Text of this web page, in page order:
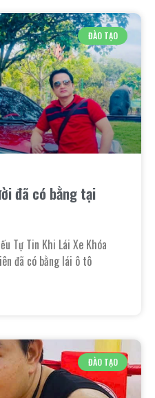
ĐÀO TẠO
đã có bằng tại
Tự Tin Khi Lái Xe Khóa
đã có bằng lái ô tô
ĐÀO TẠO